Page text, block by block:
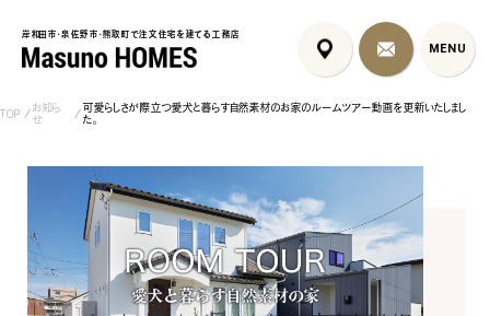
岸和田市・泉佐野市・熊取町で注文住宅を建てる工務店
MENU
MENU
岸和田市・泉佐野市・熊取町で注文住宅を建てる工務店
岸和田市のインナーガレージ注
文住宅｜漆喰壁...
異国テイストで快適に暮らす
「家」｜泉南郡熊...
4邸
TOP
お知ら
せ
可愛らしさが際立つ愛犬と暮らす自然素材のお家のルームツアー動画を更新いたしまし
た。